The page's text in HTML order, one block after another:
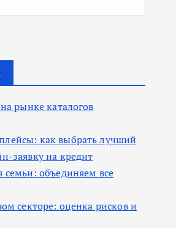
рынке каталогов
как выбрать лучший
заявку на кредит
семьи: объединяем все
секторе: оценка рисков и